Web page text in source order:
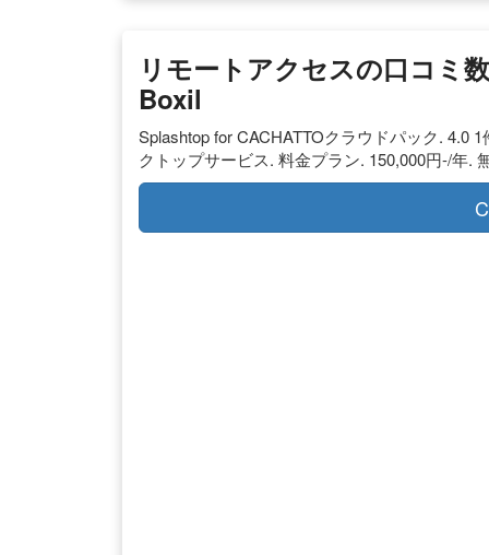
リモートアクセスの口コミ
Boxil
Splashtop for CACHATTOクラウドパック. 4.0
クトップサービス. 料金プラン. 150,000円-/年.